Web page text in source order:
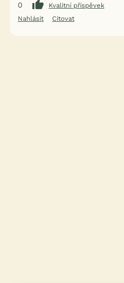
0
Kvalitní příspěvek
Nahlásit
Citovat